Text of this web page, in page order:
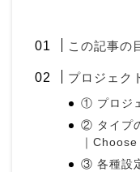
この記事の
プロジェク
① プロジ
② タイプ
｜
③ 各種設